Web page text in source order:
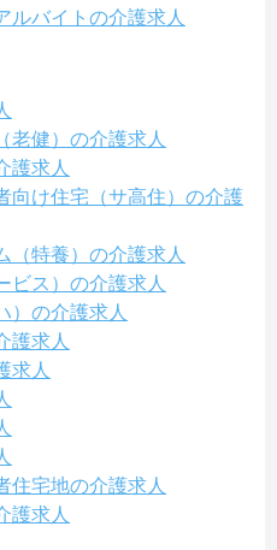
ルバイトの介護求人
老健）の介護求人
護求人
向け住宅（サ高住）の介護
（特養）の介護求人
ビス）の介護求人
）の介護求人
護求人
求人
住宅地の介護求人
護求人